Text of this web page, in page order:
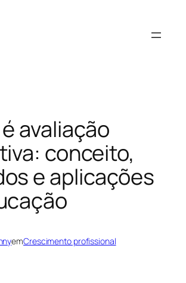
avaliação
conceito,
e aplicações
emCrescimento profissional